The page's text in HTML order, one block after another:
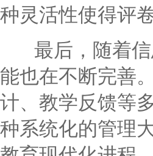
种灵活性使得评
最后，随着信
能也在不断完善
计、教学反馈等
种系统化的管理